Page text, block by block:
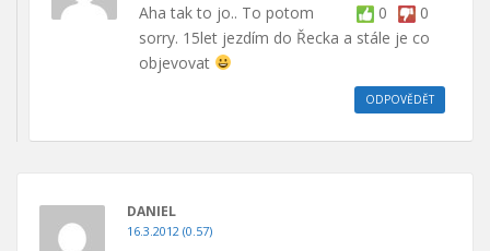
0 0
Aha tak to jo.. To potom
sorry. 15let jezdím do Řecka a stále je co
objevovat
ODPOVĚDĚT
DANIEL
16.3.2012 (0.57)